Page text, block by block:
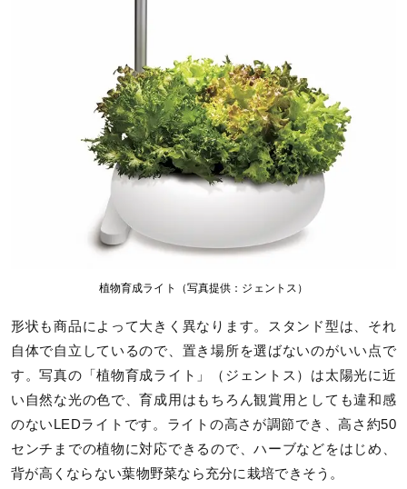
植物育成ライト（写真提供：ジェントス）
形状も商品によって大きく異なります。スタンド型は、それ
自体で自立しているので、置き場所を選ばないのがいい点で
す。写真の「植物育成ライト」（ジェントス）は太陽光に近
い自然な光の色で、育成用はもちろん観賞用としても違和感
のないLEDライトです。ライトの高さが調節でき、高さ約50
センチまでの植物に対応できるので、ハーブなどをはじめ、
背が高くならない葉物野菜なら充分に栽培できそう。